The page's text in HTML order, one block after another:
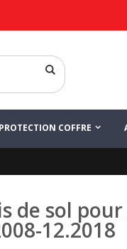
PROTECTION COFFRE
de sol
12.2018